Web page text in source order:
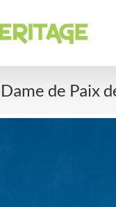
de Paix